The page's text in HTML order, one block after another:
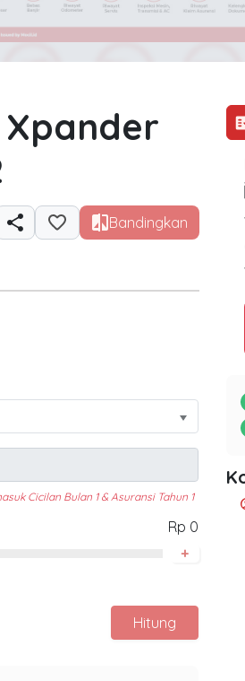
Xpander
Bandingkan
Cicilan Bulan 1 & Asuransi Tahun 1
Rp 0
+
Hitung